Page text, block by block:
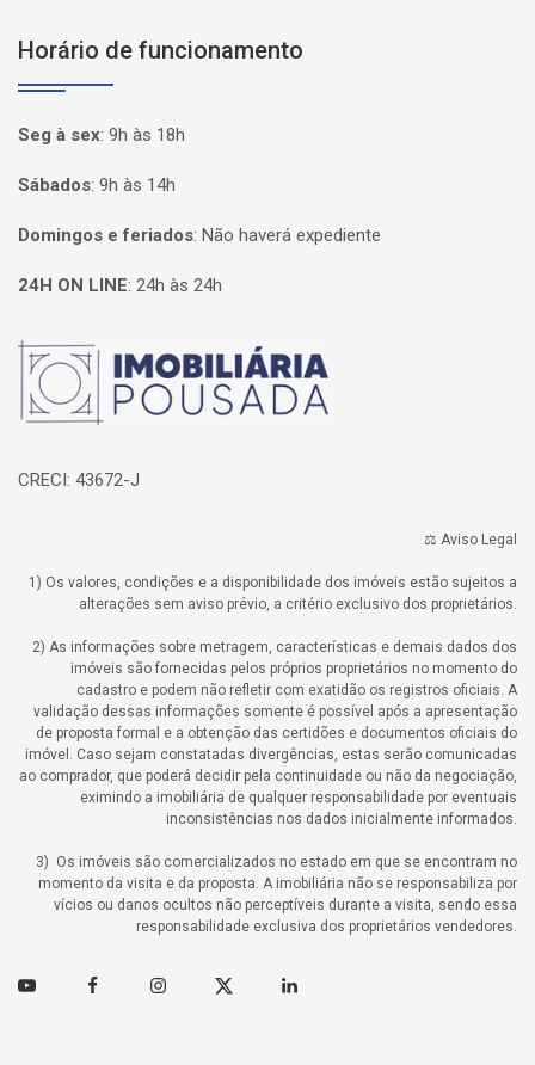
Horário de funcionamento
Seg à sex: 9h às 18h
Sábados: 9h às 14h
Domingos e feriados: Não haverá expediente
24H ON LINE: 24h às 24h
Página inicial
CRECI: 43672-J
⚖️ Aviso Legal
1) Os valores, condições e a disponibilidade dos imóveis estão sujeitos a
alterações sem aviso prévio, a critério exclusivo dos proprietários.
2) As informações sobre metragem, características e demais dados dos
imóveis são fornecidas pelos próprios proprietários no momento do
cadastro e podem não refletir com exatidão os registros oficiais. A
validação dessas informações somente é possível após a apresentação
de proposta formal e a obtenção das certidões e documentos oficiais do
imóvel. Caso sejam constatadas divergências, estas serão comunicadas
ao comprador, que poderá decidir pela continuidade ou não da negociação,
eximindo a imobiliária de qualquer responsabilidade por eventuais
inconsistências nos dados inicialmente informados.
3) Os imóveis são comercializados no estado em que se encontram no
momento da visita e da proposta. A imobiliária não se responsabiliza por
vícios ou danos ocultos não perceptíveis durante a visita, sendo essa
responsabilidade exclusiva dos proprietários vendedores.
Youtube FacebookInstagramTwitter Linkedin